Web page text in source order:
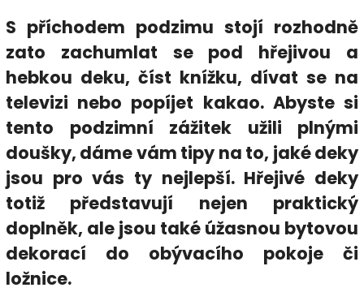
S příchodem podzimu stojí rozhodně
zato zachumlat se pod hřejivou a
hebkou deku, číst knížku, dívat se na
televizi nebo popíjet kakao. Abyste si
tento podzimní zážitek užili plnými
doušky, dáme vám tipy na to, jaké deky
jsou pro vás ty nejlepší. Hřejivé deky
totiž představují nejen praktický
doplněk, ale jsou také úžasnou bytovou
dekorací do obývacího pokoje či
ložnice.